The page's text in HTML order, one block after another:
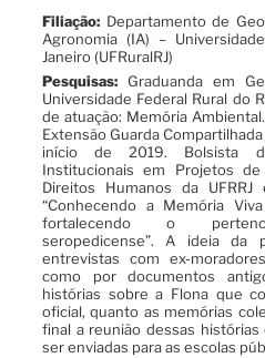
Filiação: Departamento de
Agronomia (IA) –
Janeiro (UFRuralRJ)
Pesquisas: Graduanda em
Universidade Federal Rural do
de atuação: Memória
Extensão Guarda
início de 2019. Bolsista
Institucionais em Projetos
Direitos Humanos da
“Conhecendo a Memória
fortalecendo o
seropedicense”. A ideia
entrevistas com ex-
como por documentos
histórias sobre a Flona que
oficial, quanto as memórias
final a reunião dessas
ser enviadas para as escolas